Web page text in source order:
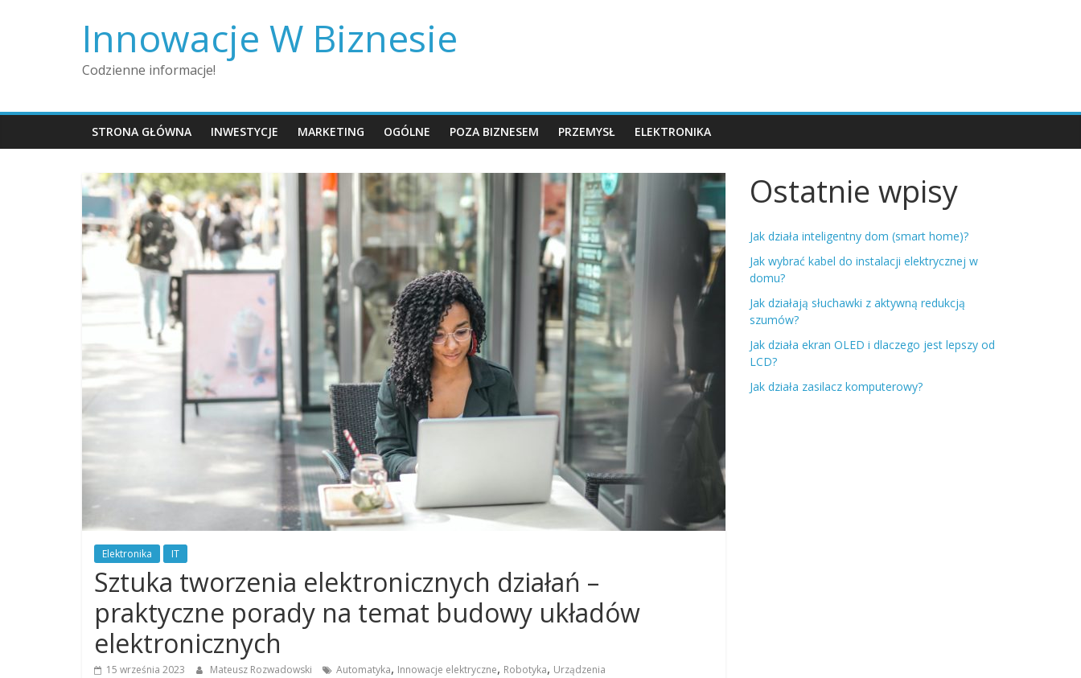
Innowacje W Biznesie
Codzienne informacje!
STRONA GŁÓWNA INWESTYCJE MARKETING OGÓLNE POZA BIZNESEM PRZEMYSŁ ELEKTRONIKA
Elektronika IT
Sztuka tworzenia elektronicznych działań –
praktyczne porady na temat budowy układów
elektronicznych
15 września 2023 Mateusz Rozwadowski Automatyka, Innowacje elektryczne, Robotyka, Urządzenia
Ostatnie wpisy
Jak działa inteligentny dom (smart home)?
Jak wybrać kabel do instalacji elektrycznej w
domu?
Jak działają słuchawki z aktywną redukcją
szumów?
Jak działa ekran OLED i dlaczego jest lepszy od
LCD?
Jak działa zasilacz komputerowy?